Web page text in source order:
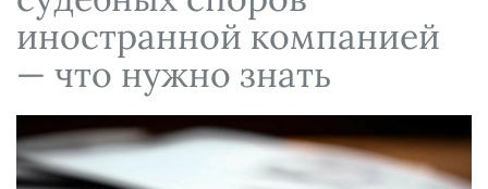
Вакансии
Защита активов
Ведение дел о банкротстве
Справочная
Вопросы-ответы
Вебинары и семинары
Прямые эфиры
иностранной компанией
— что нужно знать